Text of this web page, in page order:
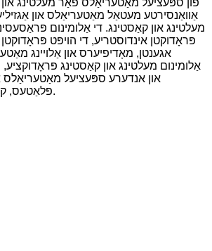
אַוואַנסירטע מעטאַל מאַטעריאַלס און
מעלטינג און קאַסטינג. די אַלומינום
פּראָדוקטן אינדוסטריע, די הויפּט פּראָדוקטן
אגענטן, מאָדיפיערס און אַלויינג
אַלומינום מעלטינג און קאַסטינג פּראָדוקציע,
און אנדערע ספּעציעל מאַטעריאַלס
פּלאַטעס, קאַסטינג ויסריכט, עטק.